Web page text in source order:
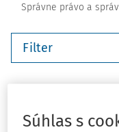
Správne právo a
Filter
Zoradiť podľa
Súhlas s